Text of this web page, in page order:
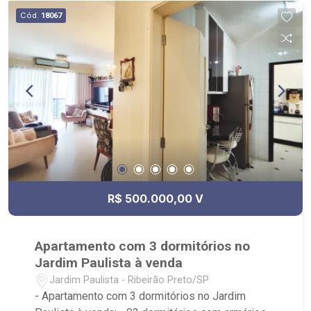
Cód. 18067
R$ 500.000,00 V
Apartamento com 3 dormitórios no
Jardim Paulista à venda
Jardim Paulista - Ribeirão Preto/SP
- Apartamento com 3 dormitórios no Jardim